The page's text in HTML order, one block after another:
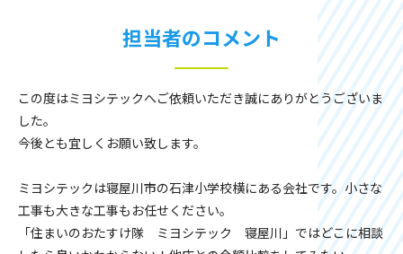
担当者のコメント
この度はミヨシテックへご依頼いただき誠にありがとうございま
した。
今後とも宜しくお願い致します。
ミヨシテックは寝屋川市の石津小学校横にある会社です。小さな
工事も大きな工事もお任せください。
「住まいのおたすけ隊 ミヨシテック 寝屋川」ではどこに相談